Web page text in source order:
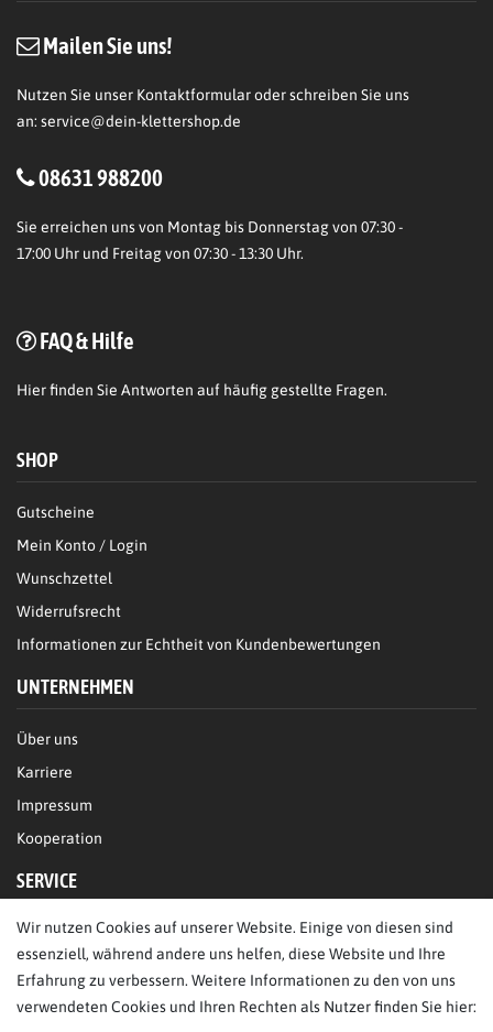
Mailen Sie uns!
Nutzen Sie unser Kontaktformular oder schreiben Sie uns
an: service@dein-klettershop.de
08631 988200
Sie erreichen uns von Montag bis Donnerstag von 07:30 -
17:00 Uhr und Freitag von 07:30 - 13:30 Uhr.
FAQ & Hilfe
Hierfinden Sie Antworten auf häufig gestellte Fragen.
SHOP
Gutscheine
Mein Konto / Login
Wunschzettel
Widerrufsrecht
Informationen zur Echtheit von Kundenbewertungen
UNTERNEHMEN
Über uns
Karriere
Impressum
Kooperation
SERVICE
FAQ/Hilfe
Datenschutz
Wir nutzen Cookies auf unserer Website. Einige von diesen sind
essenziell, während andere uns helfen, diese Website und Ihre
Erfahrung zu verbessern. Weitere Informationen zu den von uns
verwendeten Cookies und Ihren Rechten als Nutzer finden Sie hier: